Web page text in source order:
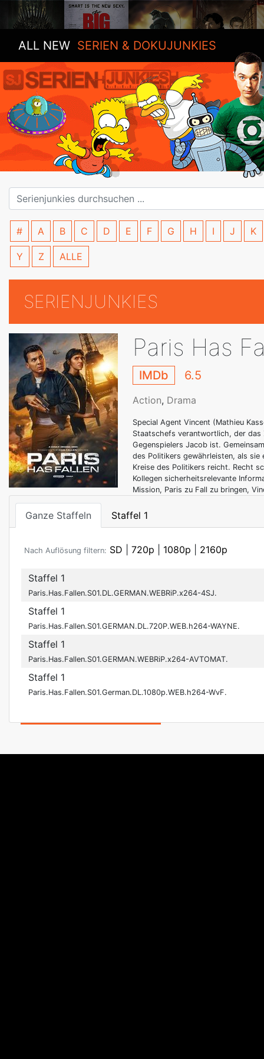
ALL NEW SERIEN & DOKUJUNKIES
# A B C D E F G H I J K
Y Z ALLE
SERIENJUNKIES
Paris Has
IMDb 6.5
Action, Drama
Special Agent Vincent (Mathieu
Staatschefs verantwortlich, der das
Gegenspielers Jacob ist.
des Politikers gewährleisten, als sie
Kreise des Politikers reicht. Recht
Kollegen sicherheitsrelevante
Mission, Paris zu Fall zu bringen,
Ganze Staffeln Staffel 1
Nach Auflösung filtern: SD 720p 1080p 2160p
Staffel 1
Paris.Has.Fallen.S01.DL.GERMAN.WEBRiP.x264-4SJ.
Staffel 1
Paris.Has.Fallen.S01.GERMAN.DL.720P.WEB.h264-WAYNE.
Staffel 1
Paris.Has.Fallen.S01.GERMAN.WEBRiP.x264-AVTOMAT.
Staffel 1
Paris.Has.Fallen.S01.German.DL.1080p.WEB.h264-WvF.